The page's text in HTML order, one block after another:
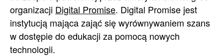
organizacji Digital Promise. Digital Promise jest
instytucją mająca zająć się wyrównywaniem szans
w dostępie do edukacji za pomocą nowych
technologii.